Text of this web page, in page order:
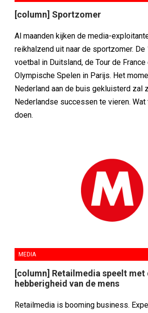
[column] Sportzomer
Al maanden kijken de media-
reikhalzend uit naar de sportzomer. De
voetbal in Duitsland, de Tour de France
Olympische Spelen in Parijs. Het
Nederland aan de buis gekluisterd zal
Nederlandse successen te vieren.
doen.
MEDIA
[column] Retailmedia speelt met
hebberigheid van de mens
Retailmedia is booming business.